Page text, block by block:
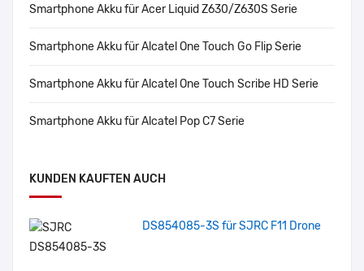
Smartphone Akku für Acer Liquid Z630/Z630S Serie
Smartphone Akku für Alcatel One Touch Go Flip Serie
Smartphone Akku für Alcatel One Touch Scribe HD Serie
Smartphone Akku für Alcatel Pop C7 Serie
KUNDEN KAUFTEN AUCH
DS854085-3S für SJRC F11 Drone